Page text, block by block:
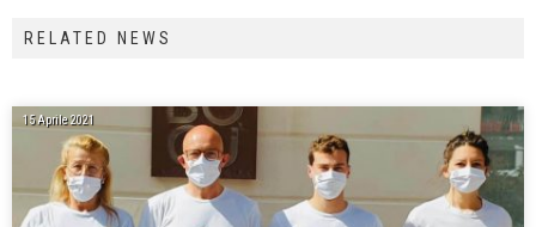
RELATED NEWS
15 Aprile 2021